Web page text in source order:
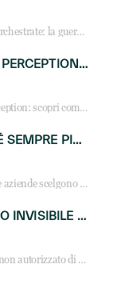
Frontier, Foundry e watsonx Orchestrate: la guerra delle piattaforme AI agent ridisegna il mercato IT. Cosa cambia per reseller, MSP e system integrator.
MICROSOFT PROJECT PERCEPTION: COME GLI AGENTI AI CAMBIERANNO SOC, CYBERSECURITY E SERVIZI MSP
Microsoft presenta Project Perception: scopri come gli agenti AI possono trasformare cybersecurity, SOC e servizi gestiti degli MSP.
HP PROBOOK: PERCHÉ SEMPRE PIÙ AZIENDE SCELGONO NOTEBOOK PROGETTATI PER IL LAVORO MODERNO
HP ProBook: 5 motivi per cui le aziende scelgono i notebook business HP per migliorare produttività, sicurezza e gestione dell’AI.
SHADOW AI: IL RISCHIO INVISIBILE CHE LE AZIENDE POSSONO GOVERNARE
Shadow AI riguardo l’impiego non autorizzato di sistemi AI all’interno dell’azienda. E’ una pratica che si diffonde a partire dai dipendenti fino ai dirigenti e mette a repentaglio la cybersecurity, con costi più elevati per le organizzazioni. Due recenti report illustrano il fenomeno e forniscono dati in merito